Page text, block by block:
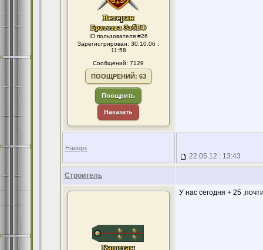
ID пользователя #26
Зарегистрирован: 30.10.06 :
11:58
Сообщений: 7129
ПООЩРЕНИЙ: 63
Поощрить
Наказать
Наверх
22.05.12 : 13:43
Строитель
У нас сегодня + 25